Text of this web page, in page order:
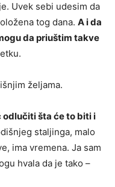
Uvek sebi udesim da
tog dana. A i da
da priuštim takve
željama.
odlučiti šta će to biti i
staljinga, malo
ima vremena. Ja sam
hvala da je tako –